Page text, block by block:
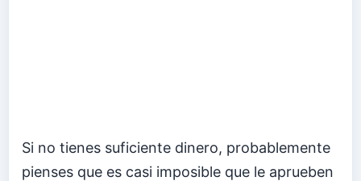
Si no tienes suficiente dinero, probablemente
pienses que es casi imposible que le aprueben